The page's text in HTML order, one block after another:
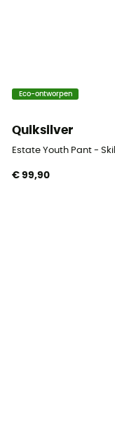
Eco-ontworpen
Quiksilver
Estate Youth Pant -
€ 99,90